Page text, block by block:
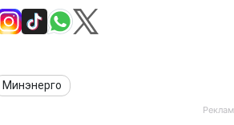
Минэнерго